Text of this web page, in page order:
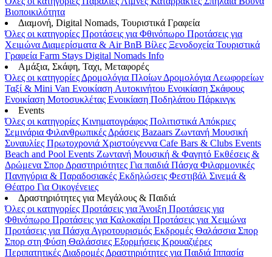
Βιοποικιλότητα
Διαμονή, Digital Nomads, Τουριστικά Γραφεία
Όλες οι κατηγορίες Προτάσεις για Φθινόπωρο Προτάσεις για
Χειμώνα Διαμερίσματα & Air BnB Βίλες Ξενοδοχεία Τουριστικά
Γραφεία Farm Stays Digital Nomads Info
Αμάξια, Σκάφη, Ταχι, Μεταφορές
Όλες οι κατηγορίες Δρομολόγια Πλοίων Δρομολόγια Λεωφορείων
Ταξί & Μini Van Ενοικίαση Aυτοκινήτου Ενοικίαση Σκάφους
Ενοικίαση Μοτοσυκλέτας Ενοικίαση Ποδηλάτου Πάρκινγκ
Events
Όλες οι κατηγορίες Κινηματογράφος Πολιτιστικά Απόκριες
Σεμινάρια Φιλανθρωπικές Δράσεις Bazaars Ζωντανή Μουσική
Συναυλίες Πρωτοχρονιά Χριστούγεννα Cafe Bars & Clubs Events
Beach and Pool Events Ζωντανή Μουσική & Φαγητό Εκθέσεις &
Δρώμενα Σπορ Δραστηριότητες Για παιδιά Πάσχα Φιλαρμονικές
Πανηγύρια & Παραδοσιακές Εκδηλώσεις Φεστιβάλ Σινεμά &
Θέατρο Για Οικογένειες
Δραστηριότητες για Μεγάλους & Παιδιά
Όλες οι κατηγορίες Προτάσεις για Άνοιξη Προτάσεις για
Φθινόπωρο Προτάσεις για Καλοκαίρι Προτάσεις για Χειμώνα
Προτάσεις για Πάσχα Αγροτουρισμός Εκδρομές Θαλάσσια Σπορ
Σπορ στη Φύση Θαλάσσιες Εξορμήσεις Κρουαζιέρες
Περιπατητικές Διαδρομές Δραστηριότητες για Παιδιά Ιππασία